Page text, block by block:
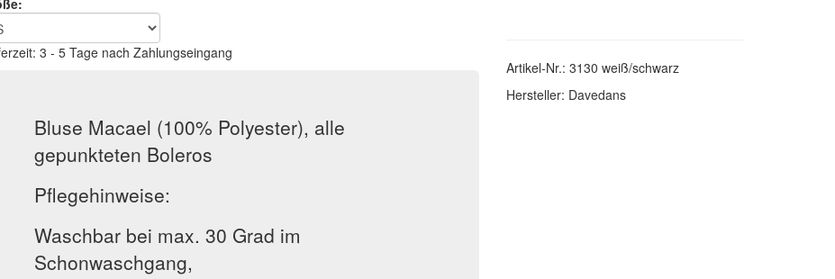
3 - 5 Tage nach Zahlungseingang
Bluse Macael (100% Polyester), alle
gepunkteten Boleros
Pflegehinweise:
Waschbar bei max. 30 Grad im
Schonwaschgang,
Artikel-Nr.: 3130 weiß/schwarz
Hersteller: Davedans